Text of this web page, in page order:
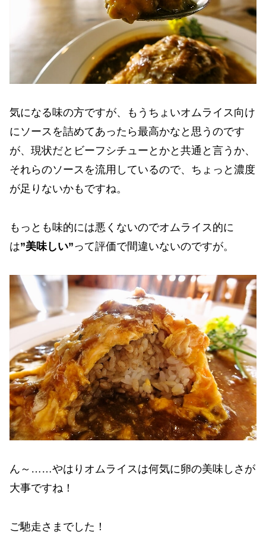
気になる味の方ですが、もうちょいオムライス向け
にソースを詰めてあったら最高かなと思うのです
が、現状だとビーフシチューとかと共通と言うか、
それらのソースを流用しているので、ちょっと濃度
が足りないかもですね。
もっとも味的には悪くないのでオムライス的に
は”美味しい”って評価で間違いないのですが。
ん～……やはりオムライスは何気に卵の美味しさが
大事ですね！
ご馳走さまでした！